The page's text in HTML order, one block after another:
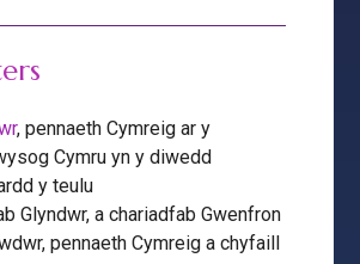
, pennaeth Cymreig ar y
Cymru yn y diwedd
y teulu
Glyndwr, a chariadfab Gwenfron
pennaeth Cymreig a chyfaill